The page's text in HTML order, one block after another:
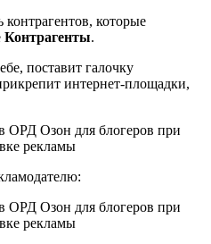
контрагентов, которые
Контрагенты.
поставит галочку
интернет-площадки,